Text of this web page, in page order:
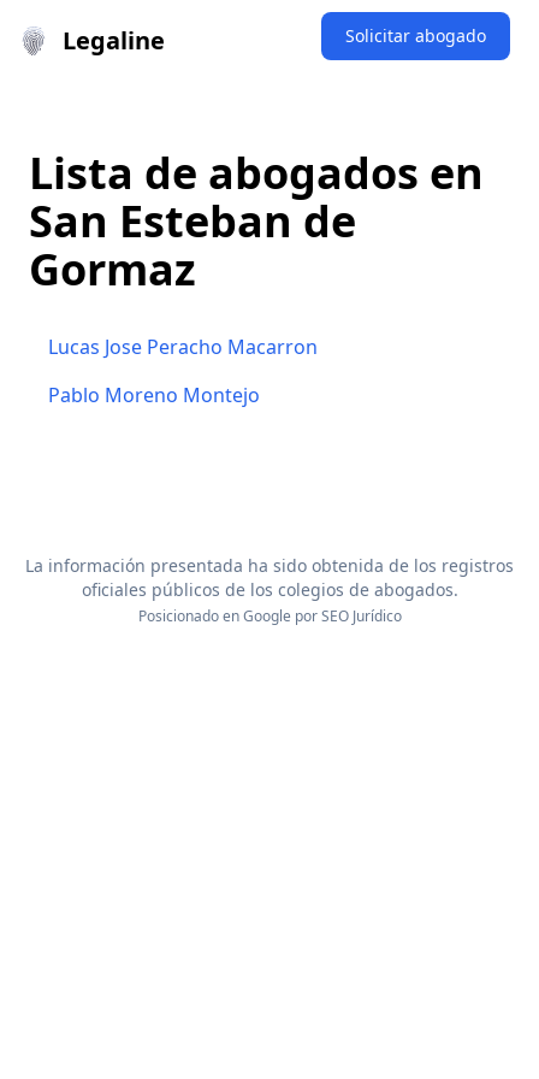
Legaline Solicitar abogado
Lista de abogados en
San Esteban de
Gormaz
Lucas Jose Peracho Macarron
Pablo Moreno Montejo
La información presentada ha sido obtenida de los registros
oficiales públicos de los colegios de abogados.
Posicionado en Google porSEO Jurídico